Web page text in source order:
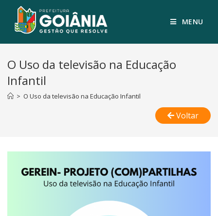
MENU
O Uso da televisão na Educação
Infantil
> O Uso da televisão na Educação Infantil
Voltar